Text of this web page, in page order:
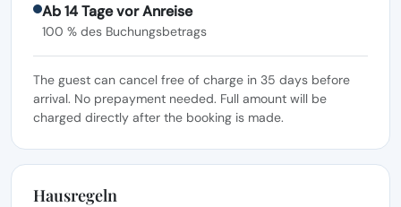
Ab 14 Tage vor Anreise
100 % des Buchungsbetrags
The guest can cancel free of charge in 35 days before
arrival. No prepayment needed. Full amount will be
charged directly after the booking is made.
Hausregeln